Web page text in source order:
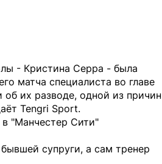
- Кристина Серра - была
матча специалиста во главе
их разводе, одной из причин
Tengri Sport.
"Манчестер Сити"
супруги, а сам тренер